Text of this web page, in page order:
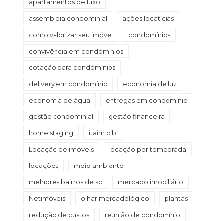
apartamentos de luxo
assembleia condominial ações locatícias
como valorizar seu imóvel condomínios
convivência em condomínios
cotação para condomínios
delivery em condomínio economia de luz
economia de água entregas em condomínio
gestão condominial gestão financeira
home staging itaim bibi
Locação de imóveis locação por temporada
locações meio ambiente
melhores bairros de sp mercado imobiliário
Netimóveis olhar mercadológico plantas
redução de custos reunião de condomínio